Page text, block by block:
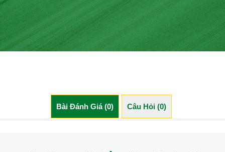
Bài Đánh Giá (0) Câu Hỏi (0)